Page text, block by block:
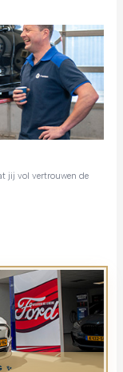
jij vol vertrouwen de
✨